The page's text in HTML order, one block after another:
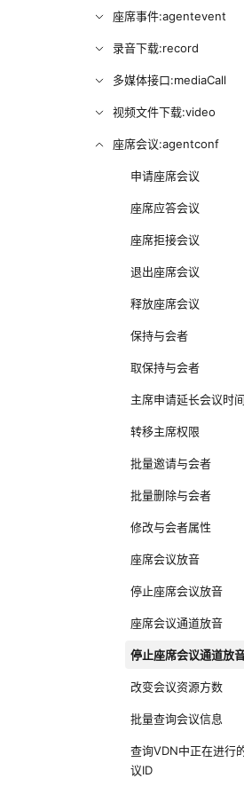
座席事件:agentevent
录音下载:record
多媒体接口:mediaCall
视频文件下载:video
座席会议:agentconf
申请座席会议
座席应答会议
座席拒接会议
退出座席会议
释放座席会议
保持与会者
取保持与会者
主席申请延长会议时间
转移主席权限
批量邀请与会者
批量删除与会者
修改与会者属性
座席会议放音
停止座席会议放音
座席会议通道放音
停止座席会议通道放
改变会议资源方数
批量查询会议信息
查询VDN中正在进行
议ID